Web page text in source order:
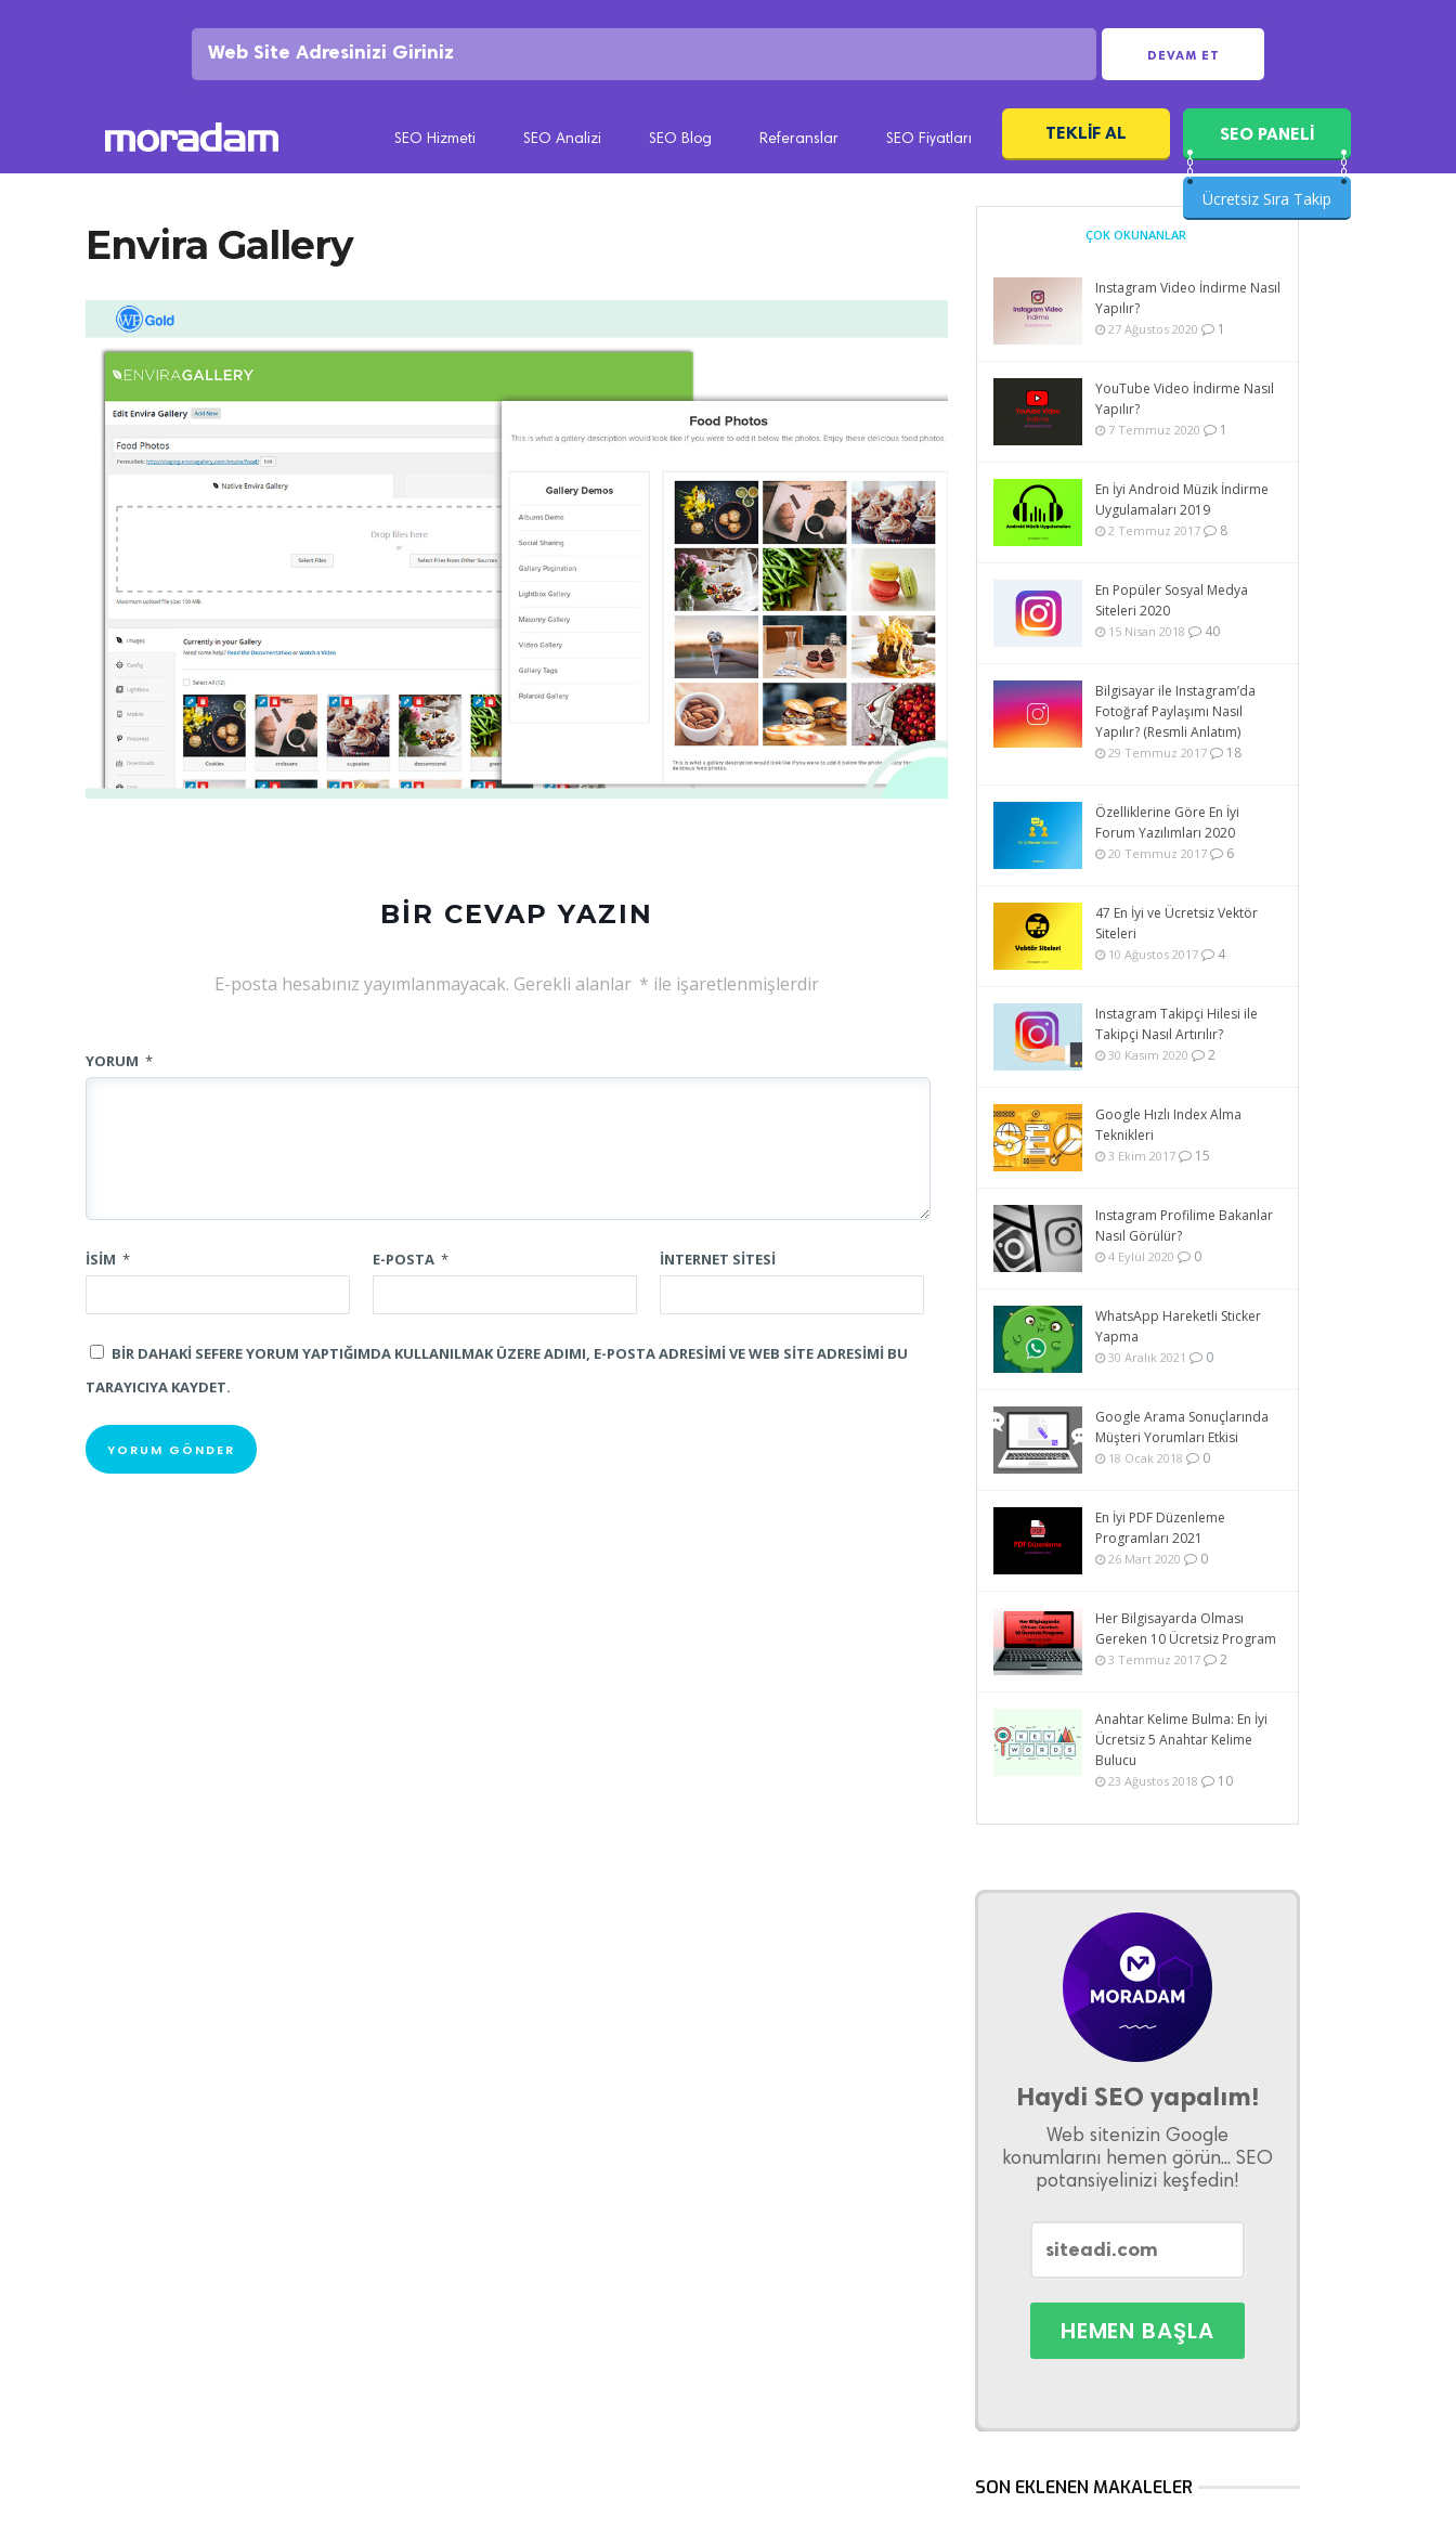
DEVAM ET
SEO Hizmeti SEO Analizi SEO Blog Referanslar SEO Fiyatları TEKLIF AL SEO PANELİ
Ücretsiz Sıra Takip
Envira Gallery
BIR CEVAP YAZIN
E-posta hesabınız yayımlanmayacak. Gerekli alanlar * ile işaretlenmişlerdir
YORUM *
İSIM * E-POSTA * İNTERNET SITESI
BIR DAHAKI SEFERE YORUM YAPTIĞIMDA KULLANILMAK ÜZERE ADIMI, E-POSTA ADRESIMI VE WEB SITE ADRESIMI BU
TARAYICIYA KAYDET.
ÇOK OKUNANLAR
Instagram Video İndirme Nasıl
Yapılır?
27 Ağustos 2020 1
YouTube Video İndirme Nasıl
Yapılır?
7 Temmuz 2020 1
En İyi Android Müzik İndirme
Uygulamaları 2019
2 Temmuz 2017 8
En Popüler Sosyal Medya
Siteleri 2020
15 Nisan 2018 40
Bilgisayar ile Instagram’da
Fotoğraf Paylaşımı Nasıl
Yapılır? (Resmli Anlatım)
29 Temmuz 2017 18
Özelliklerine Göre En İyi
Forum Yazılımları 2020
20 Temmuz 2017 6
47 En İyi ve Ücretsiz Vektör
Siteleri
10 Ağustos 2017 4
Instagram Takipçi Hilesi ile
Takipçi Nasıl Artırılır?
30 Kasım 2020 2
Google Hızlı Index Alma
Teknikleri
3 Ekim 2017 15
Instagram Profilime Bakanlar
Nasıl Görülür?
4 Eylül 2020 0
WhatsApp Hareketli Sticker
Yapma
30 Aralık 2021 0
Google Arama Sonuçlarında
Müşteri Yorumları Etkisi
18 Ocak 2018 0
En İyi PDF Düzenleme
Programları 2021
26 Mart 2020 0
Her Bilgisayarda Olması
Gereken 10 Ücretsiz Program
3 Temmuz 2017 2
Anahtar Kelime Bulma: En İyi
Ücretsiz 5 Anahtar Kelime
Bulucu
23 Ağustos 2018 10
Haydi SEO yapalım!
Web sitenizin Google
konumlarını hemen görün... SEO
potansiyelinizi keşfedin!
SON EKLENEN MAKALELER